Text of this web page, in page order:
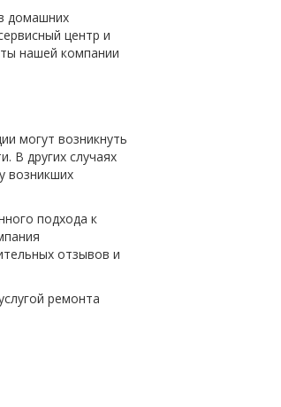
домашних
центр и
нашей компании
могут возникнуть
В других случаях
возникших
подхода к
отзывов и
ремонта